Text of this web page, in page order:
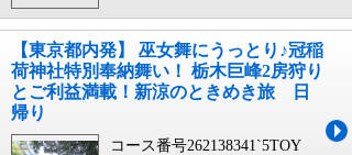
【東京都内発】 巫女舞にうっとり♪冠稲
荷神社特別奉納舞い！ 栃木巨峰2房狩り
とご利益満載！新涼のときめき旅 日
帰り
コース番号262138341`5TOY